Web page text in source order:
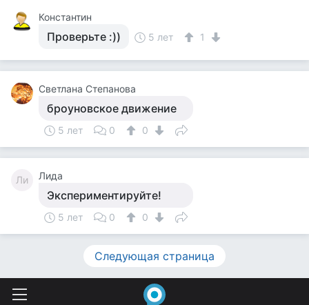
Константин
Проверьте :)) 5 лет 1
Светлана Степанова
броуновское движение
5 лет 0 0
Ли Лида
Экспериментируйте!
5 лет 0 0
Следующая страница